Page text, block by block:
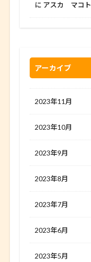
に アスカ マコト
アーカイブ
2023年11月
2023年10月
2023年9月
2023年8月
2023年7月
2023年6月
2023年5月